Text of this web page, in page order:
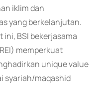
iklim dan
yang berkelanjutan.
ini, BSI bekerjasama
memperkuat
unique value
syariah/maqashid